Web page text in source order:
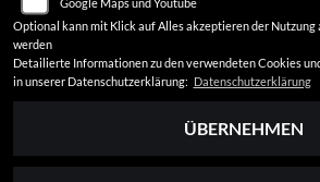
Datenschutz
Disclaimer
Barrierefreiheit
Optional kann mit Klick auf Alles akzeptieren der
werden
Detailierte Informationen zu den verwendeten Cookies
in unserer Datenschutzerklärung: Datenschutzerklärung
ÜBERNEHMEN